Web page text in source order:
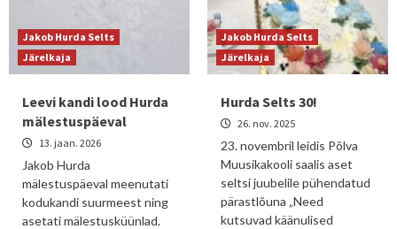
Jakob Hurda Selts
Järelkaja
Leevi kandi lood Hurda
mälestuspäeval
13. jaan. 2026
Jakob Hurda
mälestuspäeval meenutati
kodukandi suurmeest ning
asetati mälestusküünlad.
Jakob Hurda Selts
Järelkaja
Hurda Selts 30!
26. nov. 2025
23. novembril leidis Põlva
Muusikakooli saalis aset
seltsi juubelile pühendatud
pärastlõuna „Need
kutsuvad käänulised